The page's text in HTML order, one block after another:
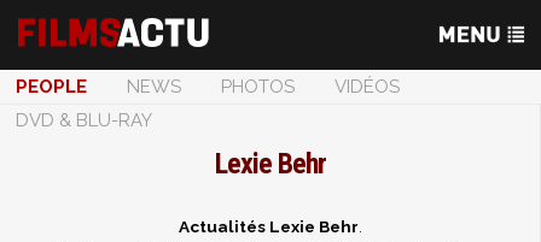
PEOPLE NEWS PHOTOS
VIDÉOS
DVD & BLU-RAY
Lexie Behr
Actualités Lexie Behr